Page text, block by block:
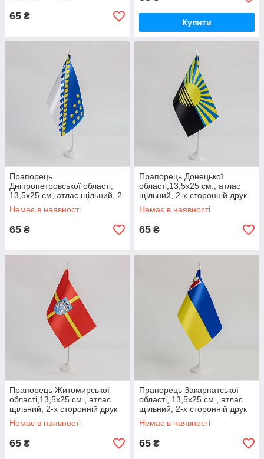
65 ₴
Купити
Прапорець
Дніпропетровської області,
13,5х25 см, атлас щільний, 2-
х сторонній
Немає в наявності
65 ₴
Прапорець Донецької
області,13,5х25 см., атлас
щільний, 2-х сторонній друк
Немає в наявності
65 ₴
Прапорець Житомирської
області,13,5х25 см., атлас
щільний, 2-х сторонній друк
Немає в наявності
65 ₴
Прапорець Закарпатської
області, 13,5х25 см., атлас
щільний, 2-х сторонній друк
Немає в наявності
65 ₴